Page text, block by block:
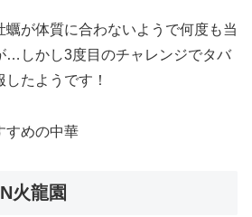
が体質に合わないようで何度も当
…しかし3度目のチャレンジでタバ
たようです！
すめの中華
火龍園